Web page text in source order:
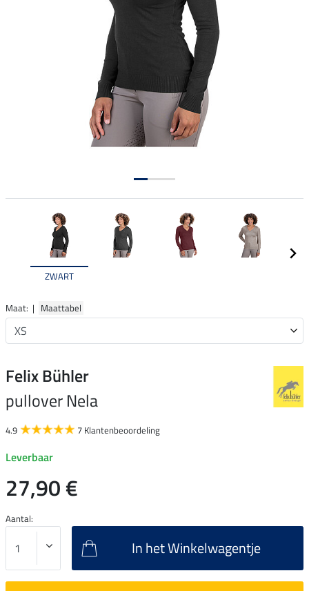
ZWART
Maat: | Maattabel
Felix Bühler
pullover Nela
4.9 7 Klantenbeoordeling
Leverbaar
27,90 €
Aantal:
In het Winkelwagentje